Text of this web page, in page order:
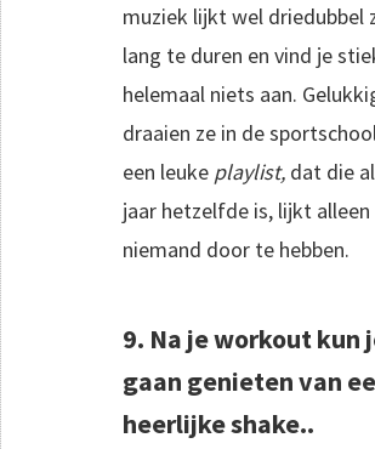
muziek lijkt wel driedubbel
lang te duren en vind je
helemaal niets aan.
draaien ze in de
een leuke playlist, dat die
jaar hetzelfde is, lijkt alleen
niemand door te hebben.
9. Na je workout kun
gaan genieten van
heerlijke shake..